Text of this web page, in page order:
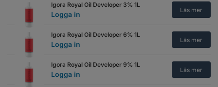
Igora Royal Oil Developer 3% 1L
Logga in
Läs mer
Igora Royal Oil Developer 6% 1L
Logga in
Läs mer
Igora Royal Oil Developer 9% 1L
Logga in
Läs mer